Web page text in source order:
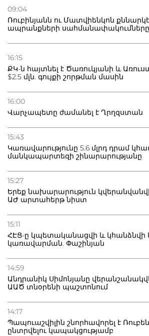
09:04
Ռուբինյանն ու Մատվիենկոն
ապրանքների սահմանափակումները
16:15
ՔԿ-ն հայտնել է Ծառուկյանի և
$2.5 մլն. գույքի շորթման մասին
16:00
Վարչապետը ժամանել է Ղրղզստան
15:43
Կառավարությունը 5.6 մլրդ դրամ
մանկապարտեզի շինարարությանը
15:27
Երեք նախարարություն
ԱԺ արտահերթ նիստ
15:11
ՀԷՑ-ը կպետականացվի և կհանձնվի
կառավարման. Փաշինյան
14:59
Անդրանիկ Սիմոնյանը
ԱԱԾ տնօրենի պաշտոնում
14:17
Պապուաշվիլին շնորհավորել է
ընտրվելու կապակցությամբ
Բաքվի բանտից գեներալ Մանուկյանը
Փաշինյանին